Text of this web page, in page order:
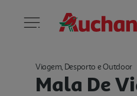
Viagem, Desporto e Outdoor
Mala De